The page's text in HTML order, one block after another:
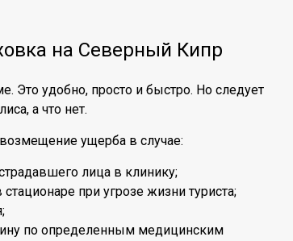
на Северный Кипр
Это удобно, просто и быстро. Но следует
а что нет.
ущерба в случае:
лица в клинику;
при угрозе жизни туриста;
по определенным медицинским